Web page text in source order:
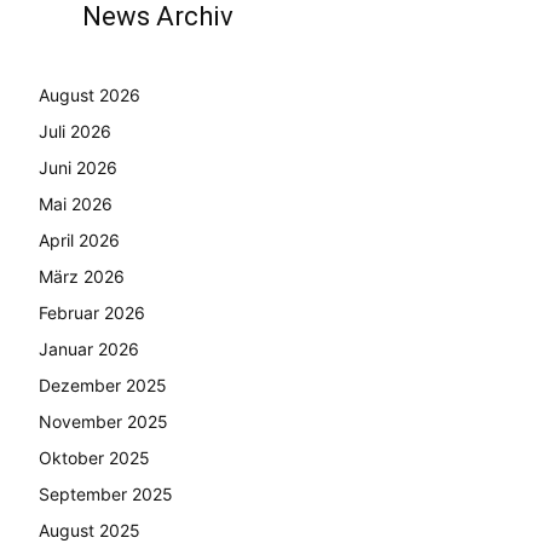
News Archiv
August 2026
Juli 2026
Juni 2026
Mai 2026
April 2026
März 2026
Februar 2026
Januar 2026
Dezember 2025
November 2025
Oktober 2025
September 2025
August 2025